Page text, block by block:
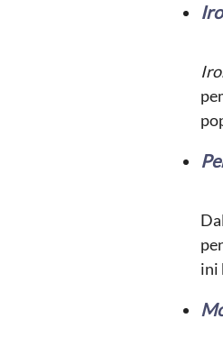
ini